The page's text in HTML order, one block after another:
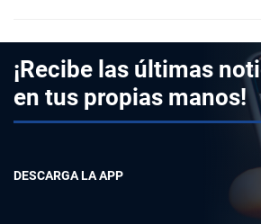
¡Recibe las últimas
en tus propias manos!
DESCARGA LA APP